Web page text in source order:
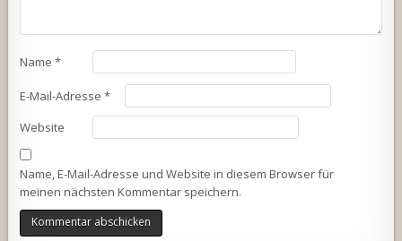
Name*
E-Mail-Adresse*
Website
Name, E-Mail-Adresse und Website in diesem Browser für
meinen nächsten Kommentar speichern.